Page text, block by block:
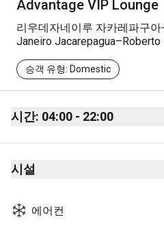
Advantage VIP Lounge
리우데자네이루 자카레파구
Janeiro Jacarepagua–Roberto
승객 유형: Domestic
시간: 04:00 - 22:00
Monday
Tuesday
Thursday
시설
에어컨